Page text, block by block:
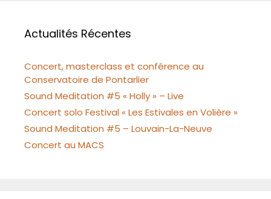
Actualités Récentes
Concert, masterclass et conférence au
Conservatoire de Pontarlier
Sound Meditation #5 « Holly » – Live
Concert solo Festival « Les Estivales en Volière »
Sound Meditation #5 – Louvain-La-Neuve
Concert au MACS